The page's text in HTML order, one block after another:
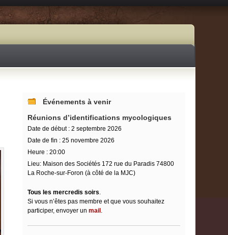
Événements à venir
Réunions d’identifications mycologiques
Date de début : 2 septembre 2026
Date de fin : 25 novembre 2026
Heure : 20:00
Lieu: Maison des Sociétés 172 rue du Paradis 74800
La Roche-sur-Foron (à côté de la MJC)
Tous les mercredis soirs.
Si vous n’êtes pas membre et que vous souhaitez
participer, envoyer un mail .